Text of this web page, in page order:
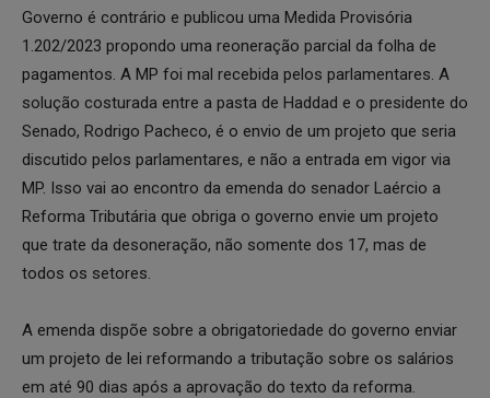
Governo é contrário e publicou uma Medida Provisória
1.202/2023 propondo uma reoneração parcial da folha de
pagamentos. A MP foi mal recebida pelos parlamentares. A
solução costurada entre a pasta de Haddad e o presidente do
Senado, Rodrigo Pacheco, é o envio de um projeto que seria
discutido pelos parlamentares, e não a entrada em vigor via
MP. Isso vai ao encontro da emenda do senador Laércio a
Reforma Tributária que obriga o governo envie um projeto
que trate da desoneração, não somente dos 17, mas de
todos os setores.
A emenda dispõe sobre a obrigatoriedade do governo enviar
um projeto de lei reformando a tributação sobre os salários
em até 90 dias após a aprovação do texto da reforma.